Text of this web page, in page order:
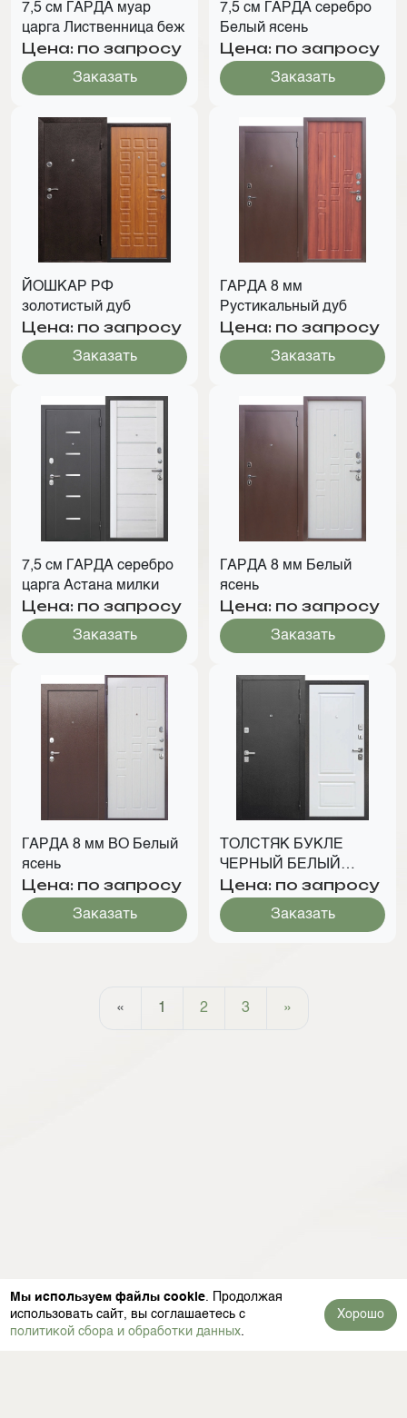
7,5 см ГАРДА муар
царга Лиственница беж
Цена: по запросу
Заказать
7,5 см ГАРДА серебро
Белый ясень
Цена: по запросу
Заказать
ЙОШКАР РФ
золотистый дуб
Цена: по запросу
Заказать
ГАРДА 8 мм
Рустикальный дуб
Цена: по запросу
Заказать
7,5 см ГАРДА серебро
царга Астана милки
Цена: по запросу
Заказать
ГАРДА 8 мм Белый
ясень
Цена: по запросу
Заказать
ГАРДА 8 мм ВО Белый
ясень
Цена: по запросу
Заказать
ТОЛСТЯК БУКЛЕ
ЧЕРНЫЙ БЕЛЫЙ
ЯСЕНЬ
Цена: по запросу
Заказать
« 1 2 3 »
Мы используем файлы cookie. Продолжая
использовать сайт, вы соглашаетесь с
политикой сбора и обработки данных.
Хорошо